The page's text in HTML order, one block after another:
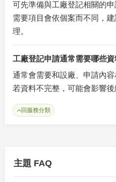
可先準備與工廠登記相關的
需要項目會依個案而不同，
理。
工廠登記申請通常需要哪些資
通常會需要和設廠、申請內容
若資料不完整，可能會影響後
回服務分類
主題 FAQ